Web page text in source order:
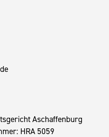
Aschaffenburg
HRA 5059